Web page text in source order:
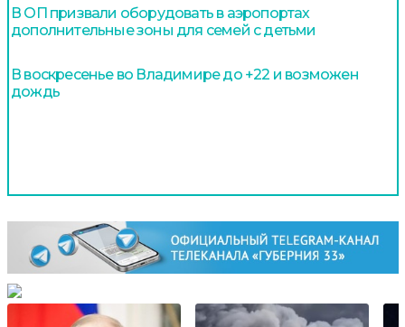
В ОП призвали оборудовать в аэропортах
дополнительные зоны для семей с детьми
В воскресенье во Владимире до +22 и возможен
дождь